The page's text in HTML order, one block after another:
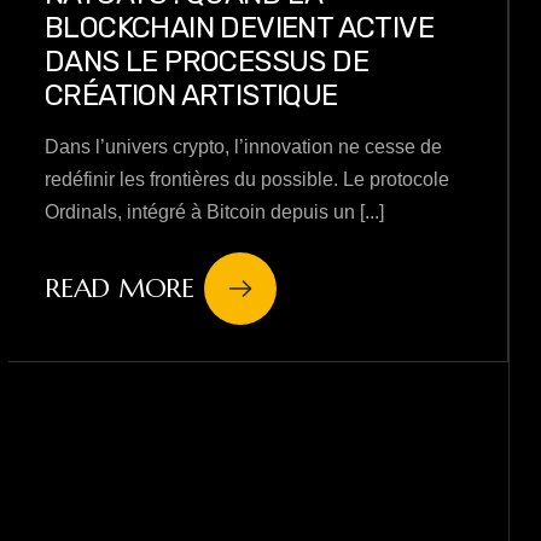
BLOCKCHAIN DEVIENT ACTIVE
DANS LE PROCESSUS DE
CRÉATION ARTISTIQUE
Dans l’univers crypto, l’innovation ne cesse de
redéfinir les frontières du possible. Le protocole
Ordinals, intégré à Bitcoin depuis un [...]
READ MORE